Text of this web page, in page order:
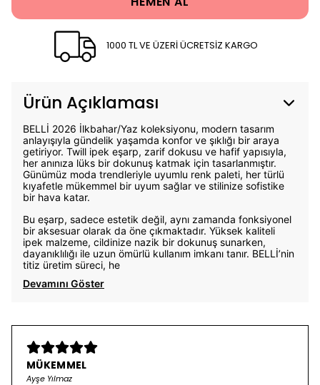
1000 TL VE ÜZERİ ÜCRETSİZ KARGO
Ürün Açıklaması
BELLİ 2026 İlkbahar/Yaz koleksiyonu, modern tasarım
anlayışıyla gündelik yaşamda konfor ve şıklığı bir araya
getiriyor. Twill ipek eşarp, zarif dokusu ve hafif yapısıyla,
her anınıza lüks bir dokunuş katmak için tasarlanmıştır.
Günümüz moda trendleriyle uyumlu renk paleti, her türlü
kıyafetle mükemmel bir uyum sağlar ve stilinize sofistike
bir hava katar.
Bu eşarp, sadece estetik değil, aynı zamanda fonksiyonel
bir aksesuar olarak da öne çıkmaktadır. Yüksek kaliteli
ipek malzeme, cildinize nazik bir dokunuş sunarken,
dayanıklılığı ile uzun ömürlü kullanım imkanı tanır. BELLİ’nin
titiz üretim süreci, he
Devamını Göster
MÜKEMMEL
Ayşe Yılmaz